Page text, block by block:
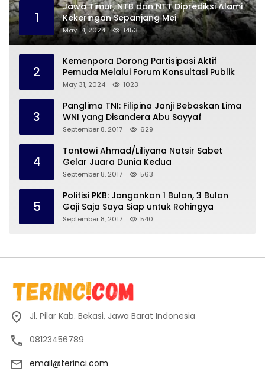
1
Jawa Timur, NTB dan NTT Diprediksi Alami
Kekeringan Sepanjang Mei
May 14, 2024 1453
2
Kemenpora Dorong Partisipasi Aktif
Pemuda Melalui Forum Konsultasi Publik
May 31, 2024 1023
3
Panglima TNI: Filipina Janji Bebaskan Lima
WNI yang Disandera Abu Sayyaf
September 8, 2017 629
4
Tontowi Ahmad/Liliyana Natsir Sabet
Gelar Juara Dunia Kedua
September 8, 2017 563
5
Politisi PKB: Jangankan 1 Bulan, 3 Bulan
Gaji Saja Saya Siap untuk Rohingya
September 8, 2017 540
Jl. Pilar Kab. Bekasi, Jawa Barat Indonesia
08123456789
email@terinci.com